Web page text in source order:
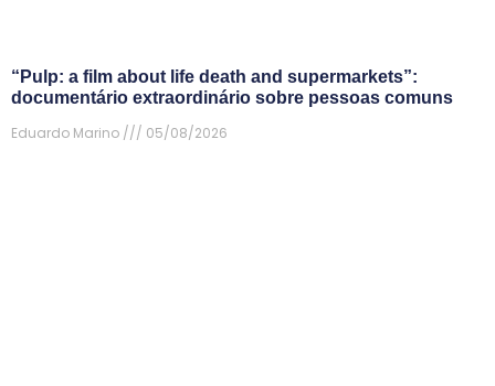
“Pulp: a film about life death and supermarkets”:
documentário extraordinário sobre pessoas comuns
Eduardo Marino
05/08/2026